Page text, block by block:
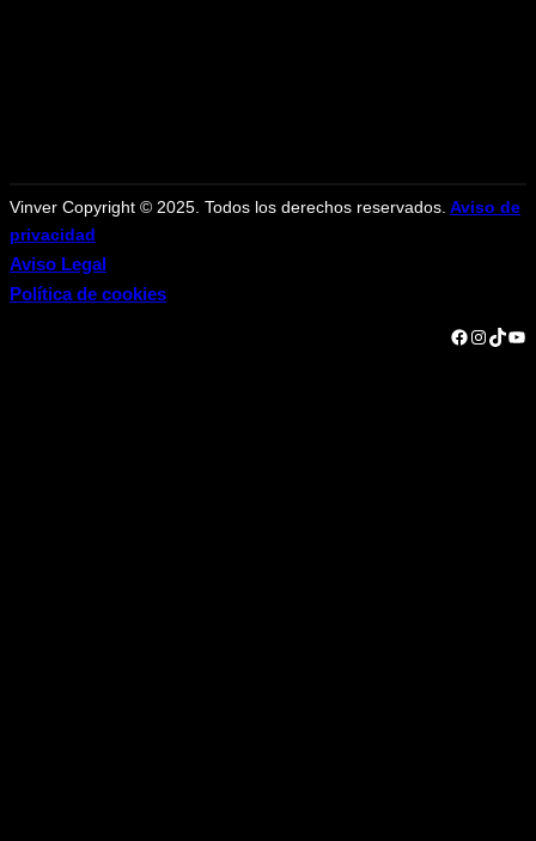
Vinver Copyright © 2025. Todos los derechos reservados. Aviso de
privacidad
Aviso Legal
Política de cookies
Facebook Instagram TikTok YouTube